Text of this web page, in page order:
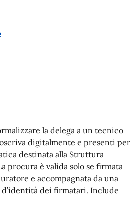
la delega a un tecnico
digitalmente e presenti per
destinata alla Struttura
procura è valida solo se firmata
e accompagnata da una
dei firmatari. Include